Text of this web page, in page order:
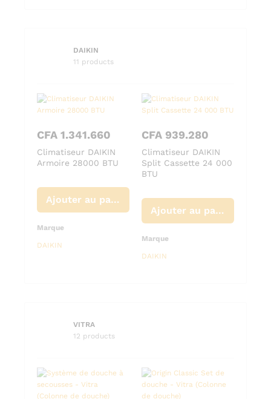
DAIKIN
11 products
CFA 1.341.660
Climatiseur DAIKIN
Armoire 28000 BTU
Ajouter au panier
Marque
DAIKIN
CFA 939.280
Climatiseur DAIKIN
Split Cassette 24 000
BTU
Ajouter au panier
Marque
DAIKIN
VITRA
12 products